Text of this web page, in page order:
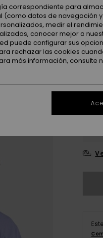
Color
correspondiente para
(como datos de navegación
medir el
conocer mejor a
puede configurar sus
rechazar las cookies
más información, consulte